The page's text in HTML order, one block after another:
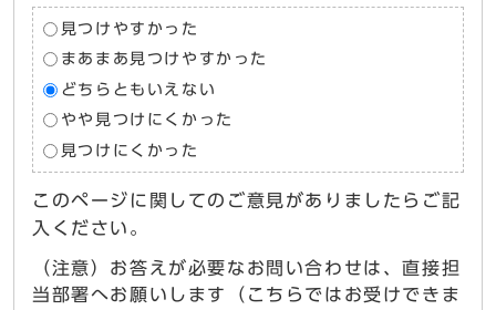
見つけやすかった
まあまあ見つけやすかった
どちらともいえない
やや見つけにくかった
見つけにくかった
このページに関してのご意見がありましたらご記
入ください。
（注意）お答えが必要なお問い合わせは、直接担
当部署へお願いします（こちらではお受けできま